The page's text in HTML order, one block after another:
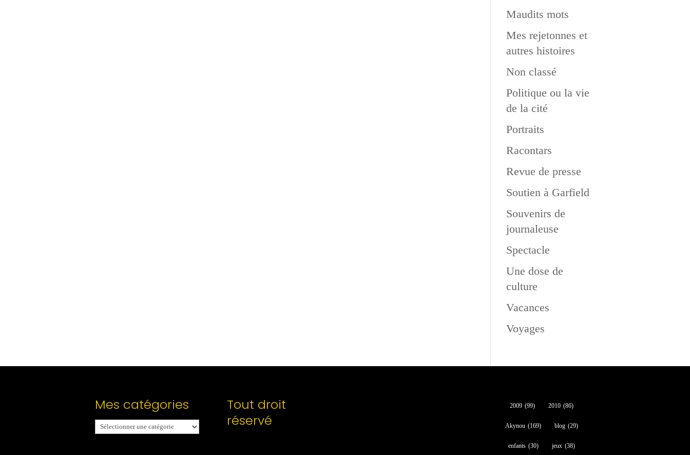
Maudits mots
Mes rejetonnes et
autres histoires
Non classé
Politique ou la vie
de la cité
Portraits
Racontars
Revue de presse
Soutien à Garfield
Souvenirs de
journaleuse
Spectacle
Une dose de
culture
Vacances
Voyages
Mes catégories
Mes
catégories
Tout droit
réservé
2009 (99) 2010 (86)
Akynou (169) blog (29)
enfants (30) jeux (38)